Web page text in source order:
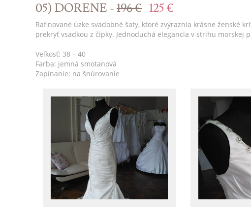
05) DORENE -196 € 125 €
Rafinované úzke svadobné šaty, ktoré zvýraznia krásne ženské
prekryť vsadkou z čipky. Jednoduchá elegancia v strihu morskej
Veľkosť: 38 – 40
Farba: jemná smotanová
Zapínanie: na šnúrovanie